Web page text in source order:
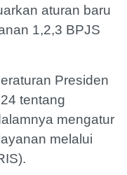
aturan baru
1,2,3 BPJS
Presiden
tentang
mengatur
melalui